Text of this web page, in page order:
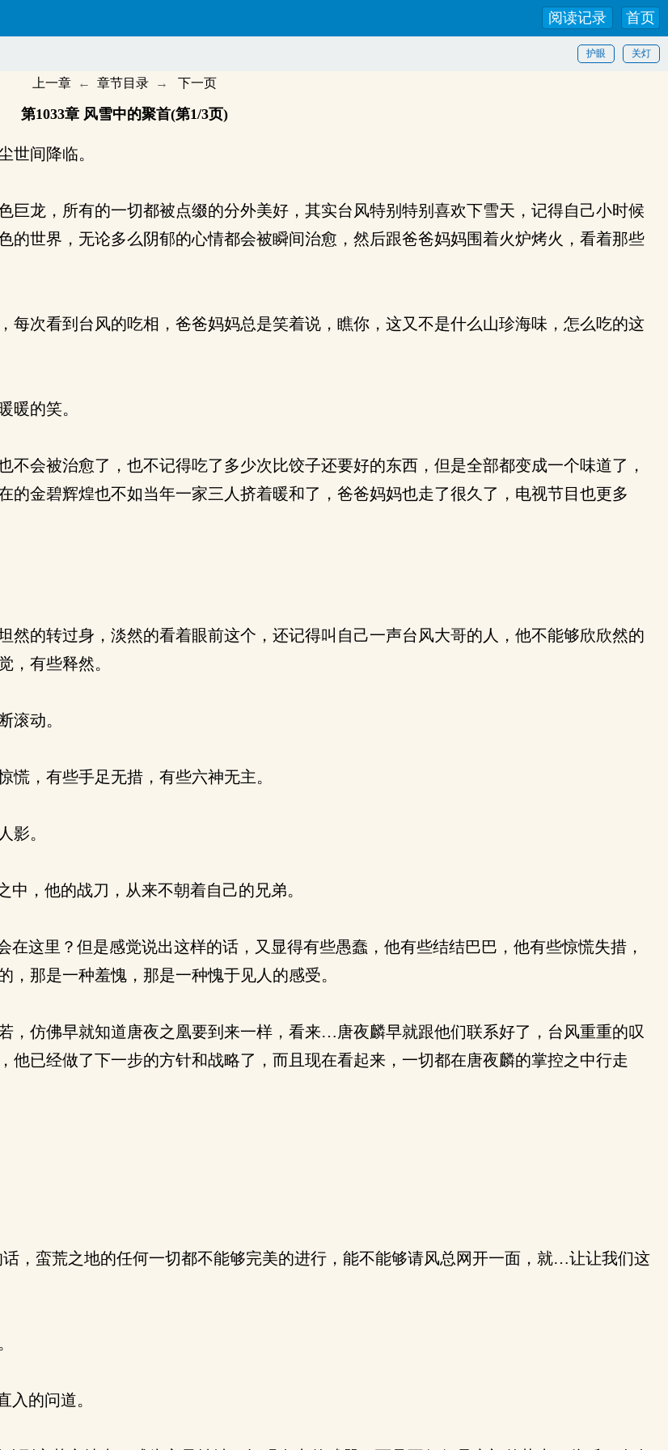
首页
阅读记录
关灯
护眼
上一章 ← 章节目录 → 下一页
第1033章 风雪中的聚首(第1/3页)
世间降临。
龙，所有的一切都被点缀的分外美好，其实台风特别特别喜欢下雪天，记得自己小时候
的世界，无论多么阴郁的心情都会被瞬间治愈，然后跟爸爸妈妈围着火炉烤火，看着那些
次看到台风的吃相，爸爸妈妈总是笑着说，瞧你，这又不是什么山珍海味，怎么吃的这
暖的笑。
会被治愈了，也不记得吃了多少次比饺子还要好的东西，但是全部都变成一个味道了，
金碧辉煌也不如当年一家三人挤着暖和了，爸爸妈妈也走了很久了，电视节目也更多
的转过身，淡然的看着眼前这个，还记得叫自己一声台风大哥的人，他不能够欣欣然的
，有些释然。
滚动。
，有些手足无措，有些六神无主。
影。
，他的战刀，从来不朝着自己的兄弟。
里？但是感觉说出这样的话，又显得有些愚蠢，他有些结结巴巴，他有些惊慌失措，
那是一种羞愧，那是一种愧于见人的感受。
仿佛早就知道唐夜之凰要到来一样，看来…唐夜麟早就跟他们联系好了，台风重重的叹
他已经做了下一步的方针和战略了，而且现在看起来，一切都在唐夜麟的掌控之中行走
，蛮荒之地的任何一切都不能够完美的进行，能不能够请风总网开一面，就…让让我们这
的问道。